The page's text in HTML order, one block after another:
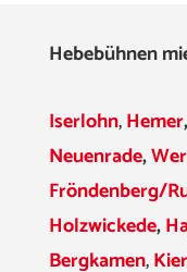
Hebebühnen
Iserlohn,Hemer,
Neuenrade,
Fröndenberg/
Holzwickede,
Bergkamen,